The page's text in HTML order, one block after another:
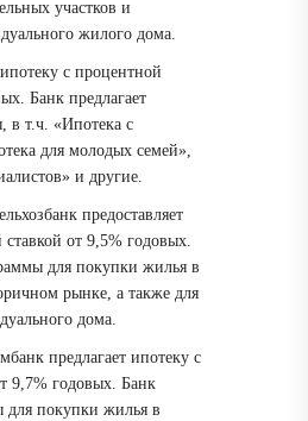
участков и
жилого дома.
с процентной
Банк предлагает
в т.ч. «Ипотека с
для молодых семей»,
и другие.
предоставляет
от 9,5% годовых.
для покупки жилья в
рынке, а также для
дома.
предлагает ипотеку с
9,7% годовых. Банк
для покупки жилья в